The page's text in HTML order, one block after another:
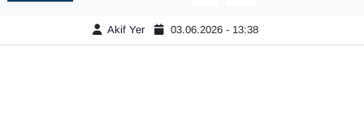
Akif Yer 03.06.2026 - 13:38